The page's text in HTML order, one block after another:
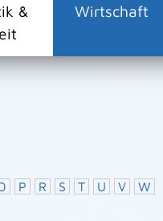
&
Wirtschaft
P R S T U V W